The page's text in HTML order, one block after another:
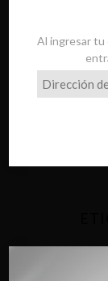
Al ingresar tu
Dirección
de